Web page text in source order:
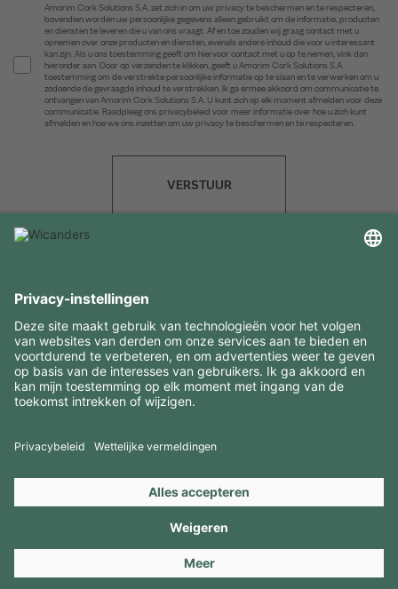
Amorim Cork Solutions S.A. zet zich in om uw privacy te beschermen en te respecteren,
bovendien worden uw persoonlijke gegevens alleen gebruikt om de informatie, producten
en diensten te leveren die u van ons vraagt. Af en toe zouden wij graag contact met u
opnemen over onze producten en diensten, evenals andere inhoud die voor u interessant
kan zijn. Als u ons toestemming geeft om hiervoor contact met u op te nemen, vink dan
hieronder aan. Door op verzenden te klikken, geeft u Amorim Cork Solutions S.A.
toestemming om de verstrekte persoonlijke informatie op te slaan en te verwerken om u
zodoende de gevraagde inhoud te verstrekken. Ik ga ermee akkoord om communicatie te
ontvangen van Amorim Cork Solutions S.A. U kunt zich op elk moment afmelden voor deze
communicatie. Raadpleeg ons privacybeleid voor meer informatie over hoe u zich kunt
afmelden en hoe we ons inzetten om uw privacy te beschermen en te respecteren.
VERSTUUR
INTERESSANTE INFORMATIE
MIDDELEN
CONTACTEN
Copyright 2026 © Amorim Cork Solutions. All rights reserved.